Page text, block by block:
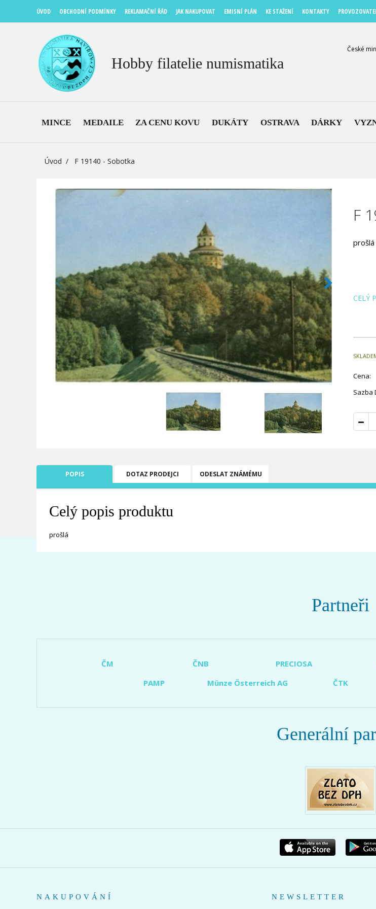
ÚVOD OBCHODNÍ PODMÍNKY REKLAMAČNÍ ŘÁD JAK NAKUPOVAT EMISNÍ PLÁN KE STAŽENÍ KONTAKTY
Hobby filatelie numismatika
České
MINCE MEDAILE ZA CENU KOVU DUKÁTY OSTRAVA DÁRKY
Úvod F 19140 - Sobotka
F
prošlá
CELÝ
Cena:
Sazba
POPIS DOTAZ PRODEJCI ODESLAT ZNÁMÉMU
Celý popis produktu
prošlá
Partneři
ČM ČNB PRECIOSA
PAMP
Münze Österreich AG ČTK
Generální
NAKUPOVÁNÍ NEWSLETTER